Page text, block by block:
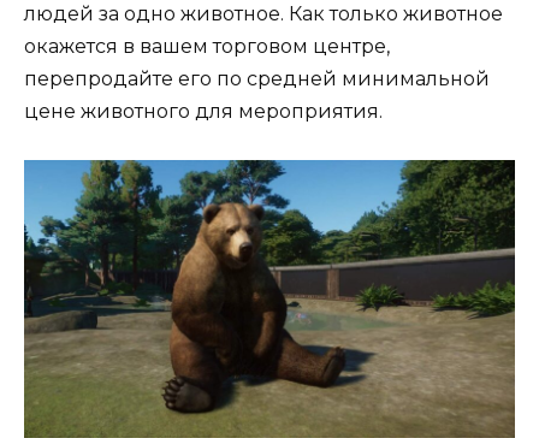
людей за одно животное. Как только животное
окажется в вашем торговом центре,
перепродайте его по средней минимальной
цене животного для мероприятия.